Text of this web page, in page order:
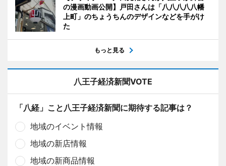
の漫画動画公開】戸田さんは「八八八八八幡
上町」のちょうちんのデザインなどを手がけ
た
もっと見る
八王子経済新聞VOTE
「八経」こと八王子経済新聞に期待する記事は？
地域のイベント情報
地域の新店情報
地域の新商品情報